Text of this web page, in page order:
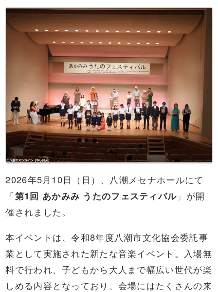
2026年5月10日（日）、八潮メセナホールにて
「第1回 あかみみ うたのフェスティバル 」が開
催されました。
本イベントは、令和8年度八潮市文化協会委託事
業として実施された新たな音楽イベント。入場無
料で行われ、子どもから大人まで幅広い世代が楽
しめる内容となっており、会場にはたくさんの来